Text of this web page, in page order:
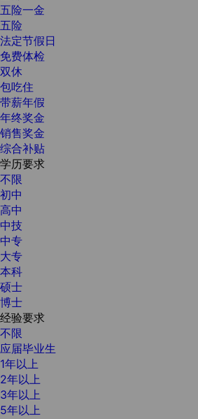
五险一金
五险
法定节假日
免费体检
双休
包吃住
带薪年假
年终奖金
销售奖金
综合补贴
学历要求
不限
初中
高中
中技
中专
大专
本科
硕士
博士
经验要求
不限
应届毕业生
1年以上
2年以上
3年以上
5年以上